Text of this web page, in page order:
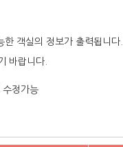
객실의 정보가 출력됩니다.
바랍니다.
수정가능